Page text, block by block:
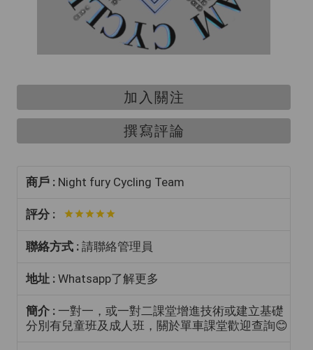
加入關注
撰寫評論
商戶 : Night fury Cycling Team
評分 :
聯絡方式 : 請聯絡管理員
地址 : Whatsapp了解更多
簡介 : 一對一，或一對二課堂增進技術或建立基礎
分別有兒童班及成人班，關於單車課堂歡迎查詢😊